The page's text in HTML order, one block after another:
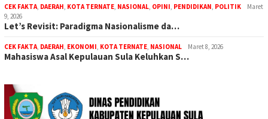
CEK FAKTA, DAERAH, KOTA TERNATE, NASIONAL, OPINI, PENDIDIKAN, POLITIK
Maret
9, 2026
Let’s Revisit: Paradigma Nasionalisme da…
CEK FAKTA, DAERAH, EKONOMI, KOTA TERNATE, NASIONAL Maret 8, 2026
Mahasiswa Asal Kepulauan Sula Keluhkan S…